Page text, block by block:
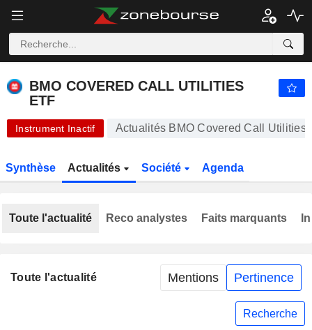
BMO COVERED CALL UTILITIES
ETF
Instrument Inactif Actualités BMO Covered Call Utilities
Synthèse Actualités Société Agenda
Toute l'actualité Mentions Pertinence
Recherche
Toute l'actualité Reco analystes Faits marquants